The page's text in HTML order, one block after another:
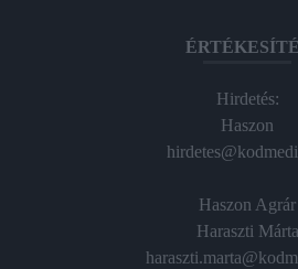
Hirdetés:
Haszon
Haszon Agrár
Haraszti Márta